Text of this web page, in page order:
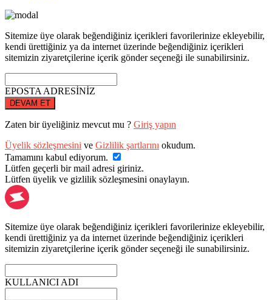
Sitemize üye olarak beğendiğiniz içerikleri favorilerinize ekleyebilir,
kendi ürettiğiniz ya da internet üzerinde beğendiğiniz içerikleri
sitemizin ziyaretçilerine içerik gönder seçeneği ile sunabilirsiniz.
EPOSTA ADRESİNİZ
DEVAM ET
Zaten bir üyeliğiniz mevcut mu ? Giriş yapın
Üyelik sözleşmesini ve Gizlilik şartlarını okudum.
Tamamını kabul ediyorum.
Lütfen geçerli bir mail adresi giriniz.
Lütfen üyelik ve gizlilik sözleşmesini onaylayın.
Sitemize üye olarak beğendiğiniz içerikleri favorilerinize ekleyebilir,
kendi ürettiğiniz ya da internet üzerinde beğendiğiniz içerikleri
sitemizin ziyaretçilerine içerik gönder seçeneği ile sunabilirsiniz.
KULLANICI ADI